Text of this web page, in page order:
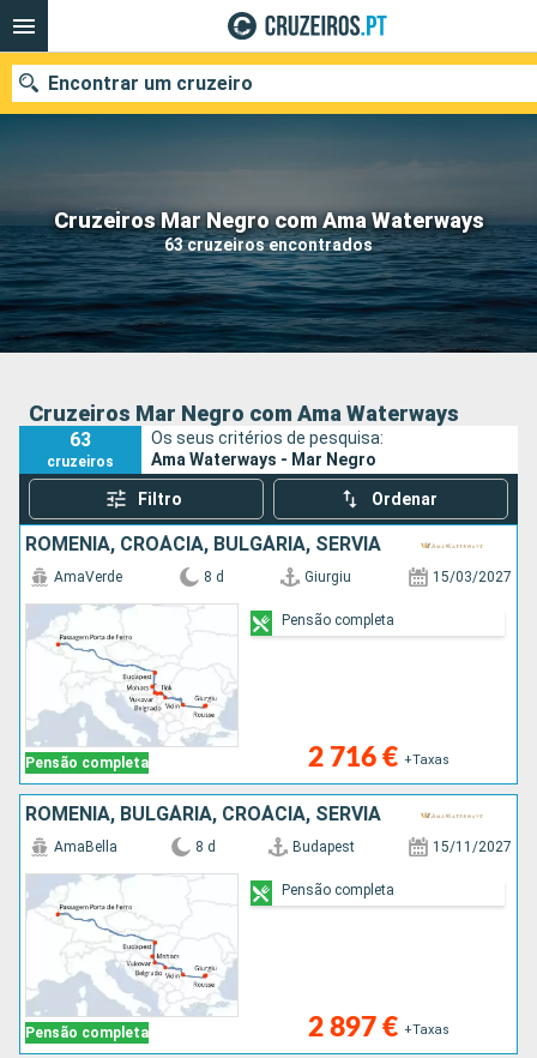
Cruzeiros Mar Negro com Ama Waterways
63 cruzeiros encontrados
Encontrar um cruzeiro
Quando ir?
Data de partida
Portos Companhias
Cruzeiros Mar Negro com Ama Waterways
63
cruzeiros
Os seus critérios de pesquisa:
Ama Waterways - Mar Negro
Filtro Ordenar
ROMÊNIA, CROÁCIA, BULGÁRIA, SÉRVIA
Pensão completa
AmaVerde 8 d Giurgiu 15/03/2027
2 716 € +Taxas
Pensão completa
ROMÊNIA, BULGÁRIA, CROÁCIA, SÉRVIA
Pensão completa
AmaBella 8 d Budapest 15/11/2027
2 897 € +Taxas
Pensão completa